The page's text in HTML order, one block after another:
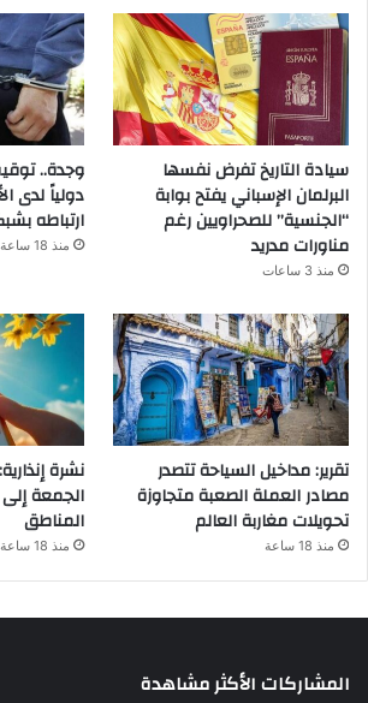
سيادة التاريخ تفرض نفسها
البرلمان الإسباني يفتح بوابة
“الجنسية” للصحراويين رغم
مناورات مدريد
منذ 3 ساعات
وجدة..
دولياً لدى
ارتباطه
منذ 18 ساعة
تقرير: مداخيل السياحة تتصدر
مصادر العملة الصعبة متجاوزة
تحويلات مغاربة العالم
منذ 18 ساعة
نشرة
الجمعة
المناطق
منذ 18 ساعة
المشاركات الأكثر مشاهدة